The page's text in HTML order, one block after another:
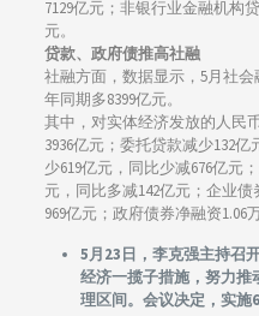
7129亿元；非银行业金融机构
元。
贷款、政府债推高社融
社融方面，数据显示，5月社
年同期多8399亿元。
其中，对实体经济发放的人民
3936亿元；委托贷款减少132
少619亿元，同比少减676亿元
元，同比多减142亿元；企业
969亿元；政府债券净融资1.06
5月23日，李克强主持召
经济一揽子措施，努力推
理区间。会议决定，实施